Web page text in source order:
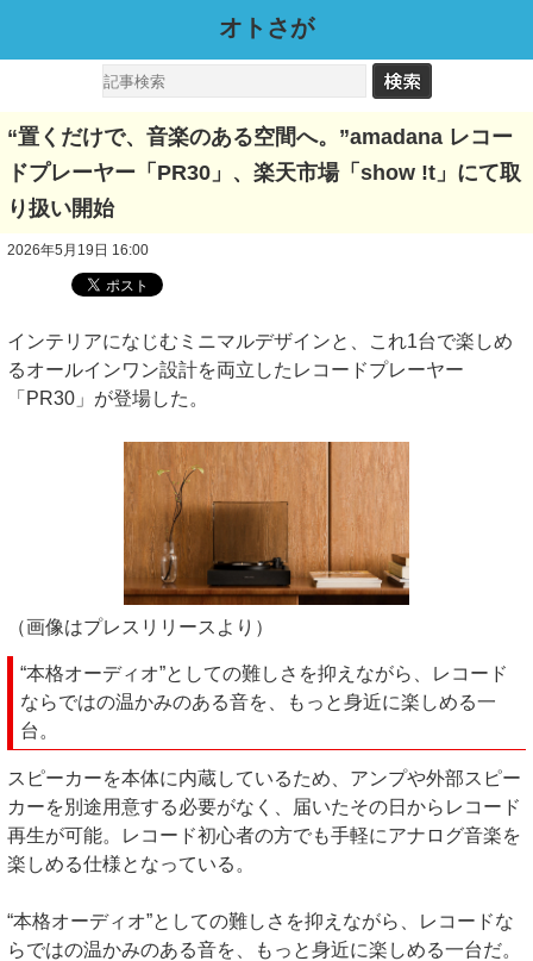
オトさが
“置くだけで、音楽のある空間へ。”amadana レコー
ドプレーヤー「PR30」、楽天市場「show !t」にて取
り扱い開始
2026年5月19日 16:00
インテリアになじむミニマルデザインと、これ1台で楽しめ
るオールインワン設計を両立したレコードプレーヤー
「PR30」が登場した。
（画像はプレスリリースより）
“本格オーディオ”としての難しさを抑えながら、レコード
ならではの温かみのある音を、もっと身近に楽しめる一
台。
スピーカーを本体に内蔵しているため、アンプや外部スピー
カーを別途用意する必要がなく、届いたその日からレコード
再生が可能。レコード初心者の方でも手軽にアナログ音楽を
楽しめる仕様となっている。
“本格オーディオ”としての難しさを抑えながら、レコードな
らではの温かみのある音を、もっと身近に楽しめる一台だ。